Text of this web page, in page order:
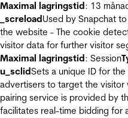
Maximal lagringstid: 13
_screloadUsed by Snapchat
the website - The cookie
visitor data for further visitor
Maximal lagringstid: Session
u_sclidSets a unique ID for
advertisers to target the visitor
pairing service is provided by
facilitates real-time bidding for